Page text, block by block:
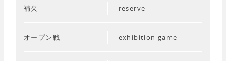
補欠 reserve
オープン戦 exhibition game